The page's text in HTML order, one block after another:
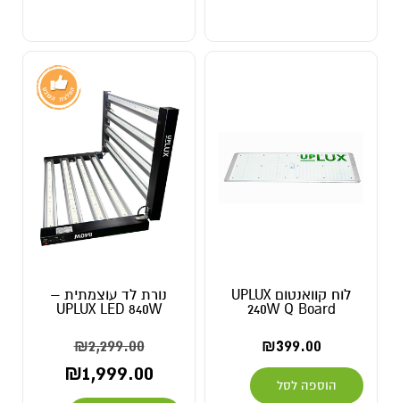
לוח קוואנטום UPLUX
240W Q Board
₪399.00
הוספה לסל
נורת לד עוצמתית –
UPLUX LED 840W
₪2,299.00
₪1,999.00